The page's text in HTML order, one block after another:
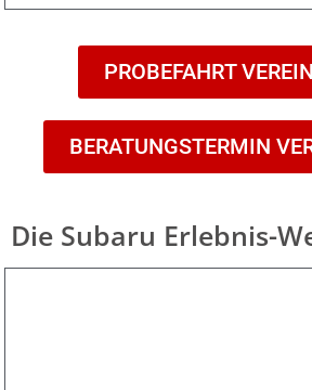
PROBEFAHRT
BERATUNGSTERMIN
Die Subaru Erlebnis-